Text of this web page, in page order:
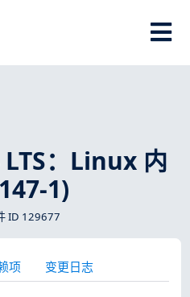
：Linux 内
1)
ID 129677
项 变更日志